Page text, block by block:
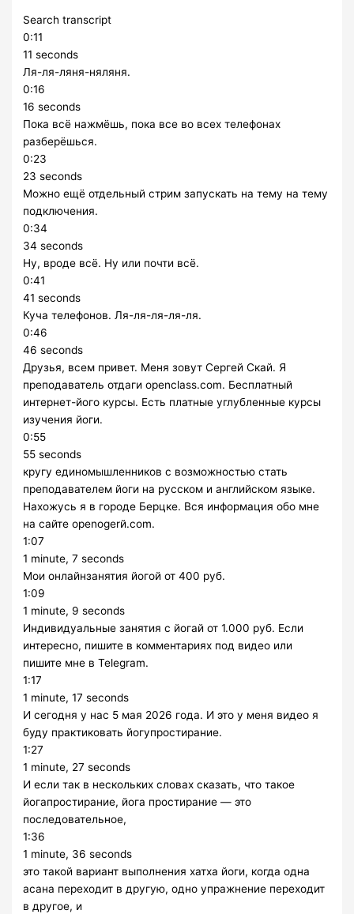
Search transcript
0:11
11 seconds
Ля-ля-ляня-няляня.
0:16
16 seconds
Пока всё нажмёшь, пока все во всех телефонах
разберёшься.
0:23
23 seconds
Можно ещё отдельный стрим запускать на тему на тему
подключения.
0:34
34 seconds
Ну, вроде всё. Ну или почти всё.
0:41
41 seconds
Куча телефонов. Ля-ля-ля-ля-ля.
0:46
46 seconds
Друзья, всем привет. Меня зовут Сергей Скай. Я
преподаватель отдаги openclass.com. Бесплатный
интернет-його курсы. Есть платные углубленные курсы
изучения йоги.
0:55
55 seconds
кругу единомышленников с возможностью стать
преподавателем йоги на русском и английском языке.
Нахожусь я в городе Берцке. Вся информация обо мне
на сайте openogerй.com.
1:07
1 minute, 7 seconds
Мои онлайнзанятия йогой от 400 руб.
1:09
1 minute, 9 seconds
Индивидуальные занятия с йогай от 1.000 руб. Если
интересно, пишите в комментариях под видео или
пишите мне в Telegram.
1:17
1 minute, 17 seconds
И сегодня у нас 5 мая 2026 года. И это у меня видео я
буду практиковать йогупростирание.
1:27
1 minute, 27 seconds
И если так в нескольких словах сказать, что такое
йогапростирание, йога простирание — это
последовательное,
1:36
1 minute, 36 seconds
это такой вариант выполнения хатха йоги, когда одна
асана переходит в другую, одно упражнение переходит
в другое, и